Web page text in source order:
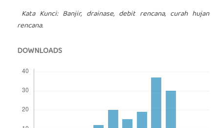
Kata Kunci: Banjir, drainase, debit rencana, curah hujan
rencana.
DOWNLOADS